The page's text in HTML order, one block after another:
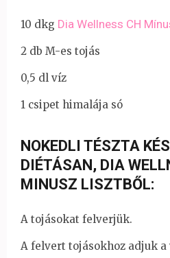
10 dkg Dia Wellness CH
2 db M-es tojás
0,5 dl víz
1 csipet himalája só
NOKEDLI TÉSZTA
DIÉTÁSAN, DIA
MINUSZ LISZTBŐL:
A tojásokat felverjük.
A felvert tojásokhoz adjuk a